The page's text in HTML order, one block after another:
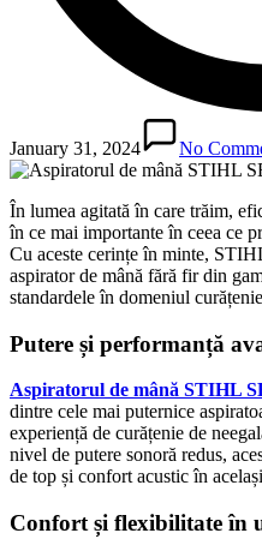
January 31, 2024 No
În lumea agitată în care trăim,
în ce mai importante în ceea ce
Cu aceste cerințe în minte,
aspirator de mână fără fir din
standardele în domeniul
Putere și performanță
Aspiratorul de mână STIHL
dintre cele mai puternice
experiență de curățenie de
nivel de putere sonoră redus,
de top și confort acustic în
Confort și flexibilitate în